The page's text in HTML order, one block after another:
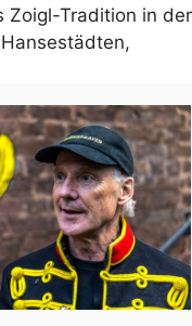
Zoigl-Tradition in der